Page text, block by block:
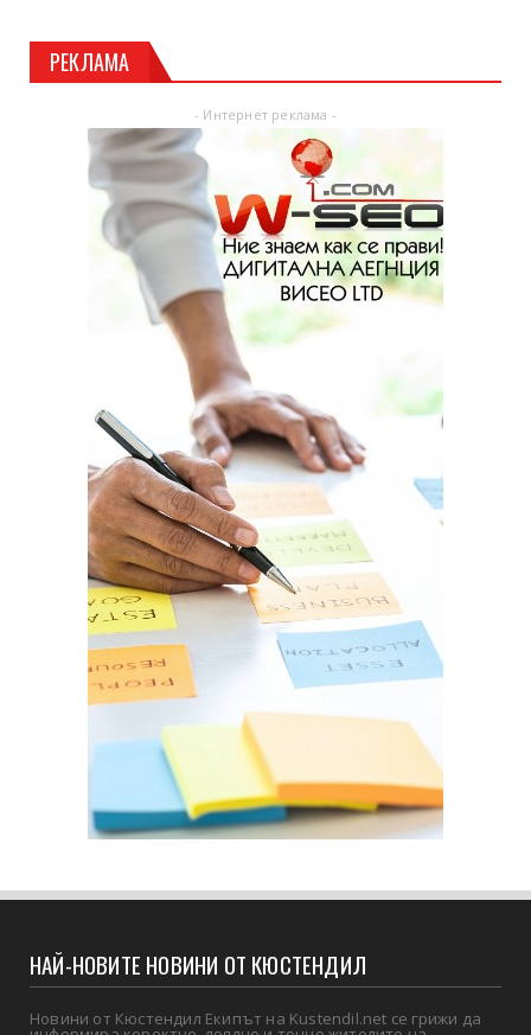
РЕКЛАМА
- Интернет реклама -
НАЙ-НОВИТЕ НОВИНИ ОТ КЮСТЕНДИЛ
Новини от Кюстендил Екипът на Kustendil.net се грижи да